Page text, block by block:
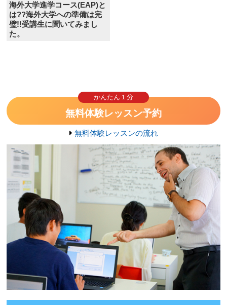
海外大学進学コース(EAP)と
は??海外大学への準備は完
璧!!受講生に聞いてみまし
た。
かんたん１分
無料体験レッスン予約
無料体験レッスンの流れ